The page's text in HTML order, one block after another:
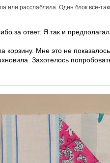
или расслабляла. Один блок все-
за ответ. Я так и
корзину. Мне это не
Захотелось